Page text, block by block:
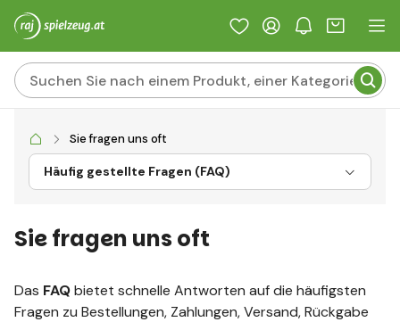
Sie fragen uns oft
Häufig gestellte Fragen (FAQ)
Sie fragen uns oft
Das FAQbietet schnelle Antworten auf die häufigsten
Fragen zu Bestellungen, Zahlungen, Versand, Rückgabe